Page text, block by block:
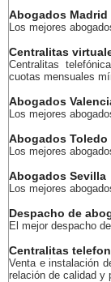
Abogados Madrid
Los mejores
Centralitas
Centralitas
cuotas mensuales
Abogados
Los mejores
Abogados Toledo
Los mejores
Abogados Sevilla
Los mejores
Despacho de
El mejor despacho
Centralitas
Venta e instalación
relación de calidad y